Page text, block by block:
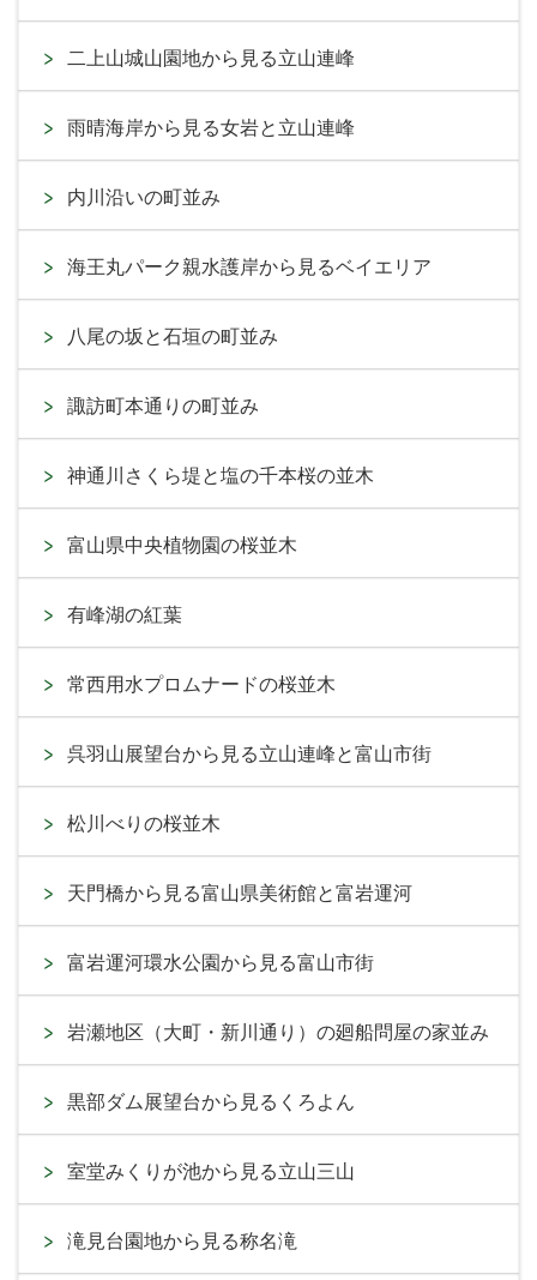
二上山城山園地から見る立山連峰
雨晴海岸から見る女岩と立山連峰
内川沿いの町並み
海王丸パーク親水護岸から見るベイエリア
八尾の坂と石垣の町並み
諏訪町本通りの町並み
神通川さくら堤と塩の千本桜の並木
富山県中央植物園の桜並木
有峰湖の紅葉
常西用水プロムナードの桜並木
呉羽山展望台から見る立山連峰と富山市街
松川べりの桜並木
天門橋から見る富山県美術館と富岩運河
富岩運河環水公園から見る富山市街
岩瀬地区（大町・新川通り）の廻船問屋の家並み
黒部ダム展望台から見るくろよん
室堂みくりが池から見る立山三山
滝見台園地から見る称名滝